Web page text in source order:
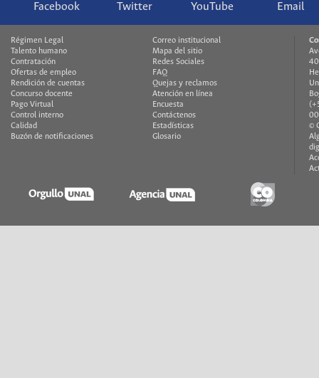
Facebook Twitter YouTube Email
Régimen Legal
Talento humano
Contratación
Ofertas de empleo
Rendición de cuentas
Concurso docente
Pago Virtual
Control interno
Calidad
Buzón de notificaciones
Correo institucional
Mapa del sitio
Redes Sociales
FAQ
Quejas y reclamos
Atención en línea
Encuesta
Contáctenos
Estadísticas
Glosario
©